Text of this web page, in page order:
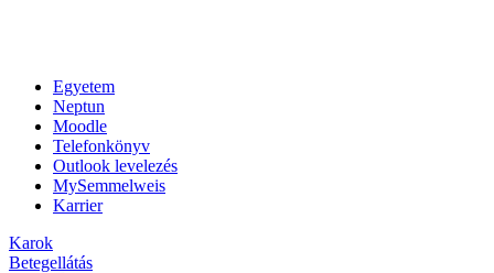
Egyetem
Neptun
Moodle
Telefonkönyv
Outlook levelezés
MySemmelweis
Karrier
Karok
Betegellátás